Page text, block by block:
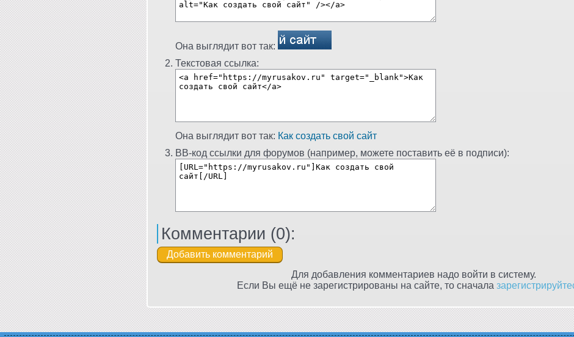
Она выглядит вот так:
Текстовая ссылка:
Она выглядит вот так: Как создать свой сайт
BB-код ссылки для форумов (например, можете поставить её в подписи):
Комментарии (0):
Для добавления комментариев надо войти в систему.
Если Вы ещё не зарегистрированы на сайте, то сначала